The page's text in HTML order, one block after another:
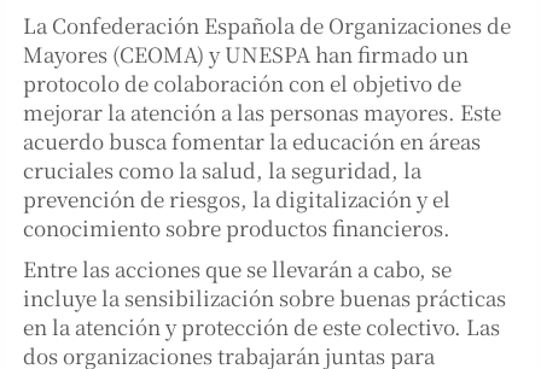
La Confederación Española de Organizaciones de
Mayores (CEOMA) y UNESPA han firmado un
protocolo de colaboración con el objetivo de
mejorar la atención a las personas mayores. Este
acuerdo busca fomentar la educación en áreas
cruciales como la salud, la seguridad, la
prevención de riesgos, la digitalización y el
conocimiento sobre productos financieros.
Entre las acciones que se llevarán a cabo, se
incluye la sensibilización sobre buenas prácticas
en la atención y protección de este colectivo. Las
dos organizaciones trabajarán juntas para